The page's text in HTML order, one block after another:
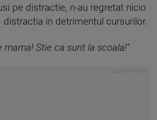
pe distractie, n-au regretat nicio
distractia in detrimentul cursurilor.
mama! Stie ca sunt la scoala!"